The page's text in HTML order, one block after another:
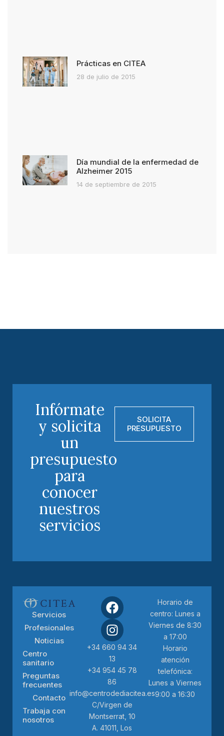
Prácticas en CITEA
28 de julio de 2015
Día mundial de la enfermedad de
Alzheimer 2015
14 de septiembre de 2015
Infórmate
y solicita
un
presupuesto
para
conocer
nuestros
servicios
SOLICITA
PRESUPUESTO
Servicios
Profesionales
Noticias
Centro
sanitario
Preguntas
frecuentes
Contacto
Trabaja con
nosotros
+34 660 94 34
13
+34 954 45 78
86
info@centrodediacitea.es
C/Virgen de
Montserrat, 10
A. 41011, Los
Horario de
centro: Lunes a
Viernes de 8:30
a 17:00
Horario
atención
telefónica:
Lunes a Viernes
9:00 a 16:30